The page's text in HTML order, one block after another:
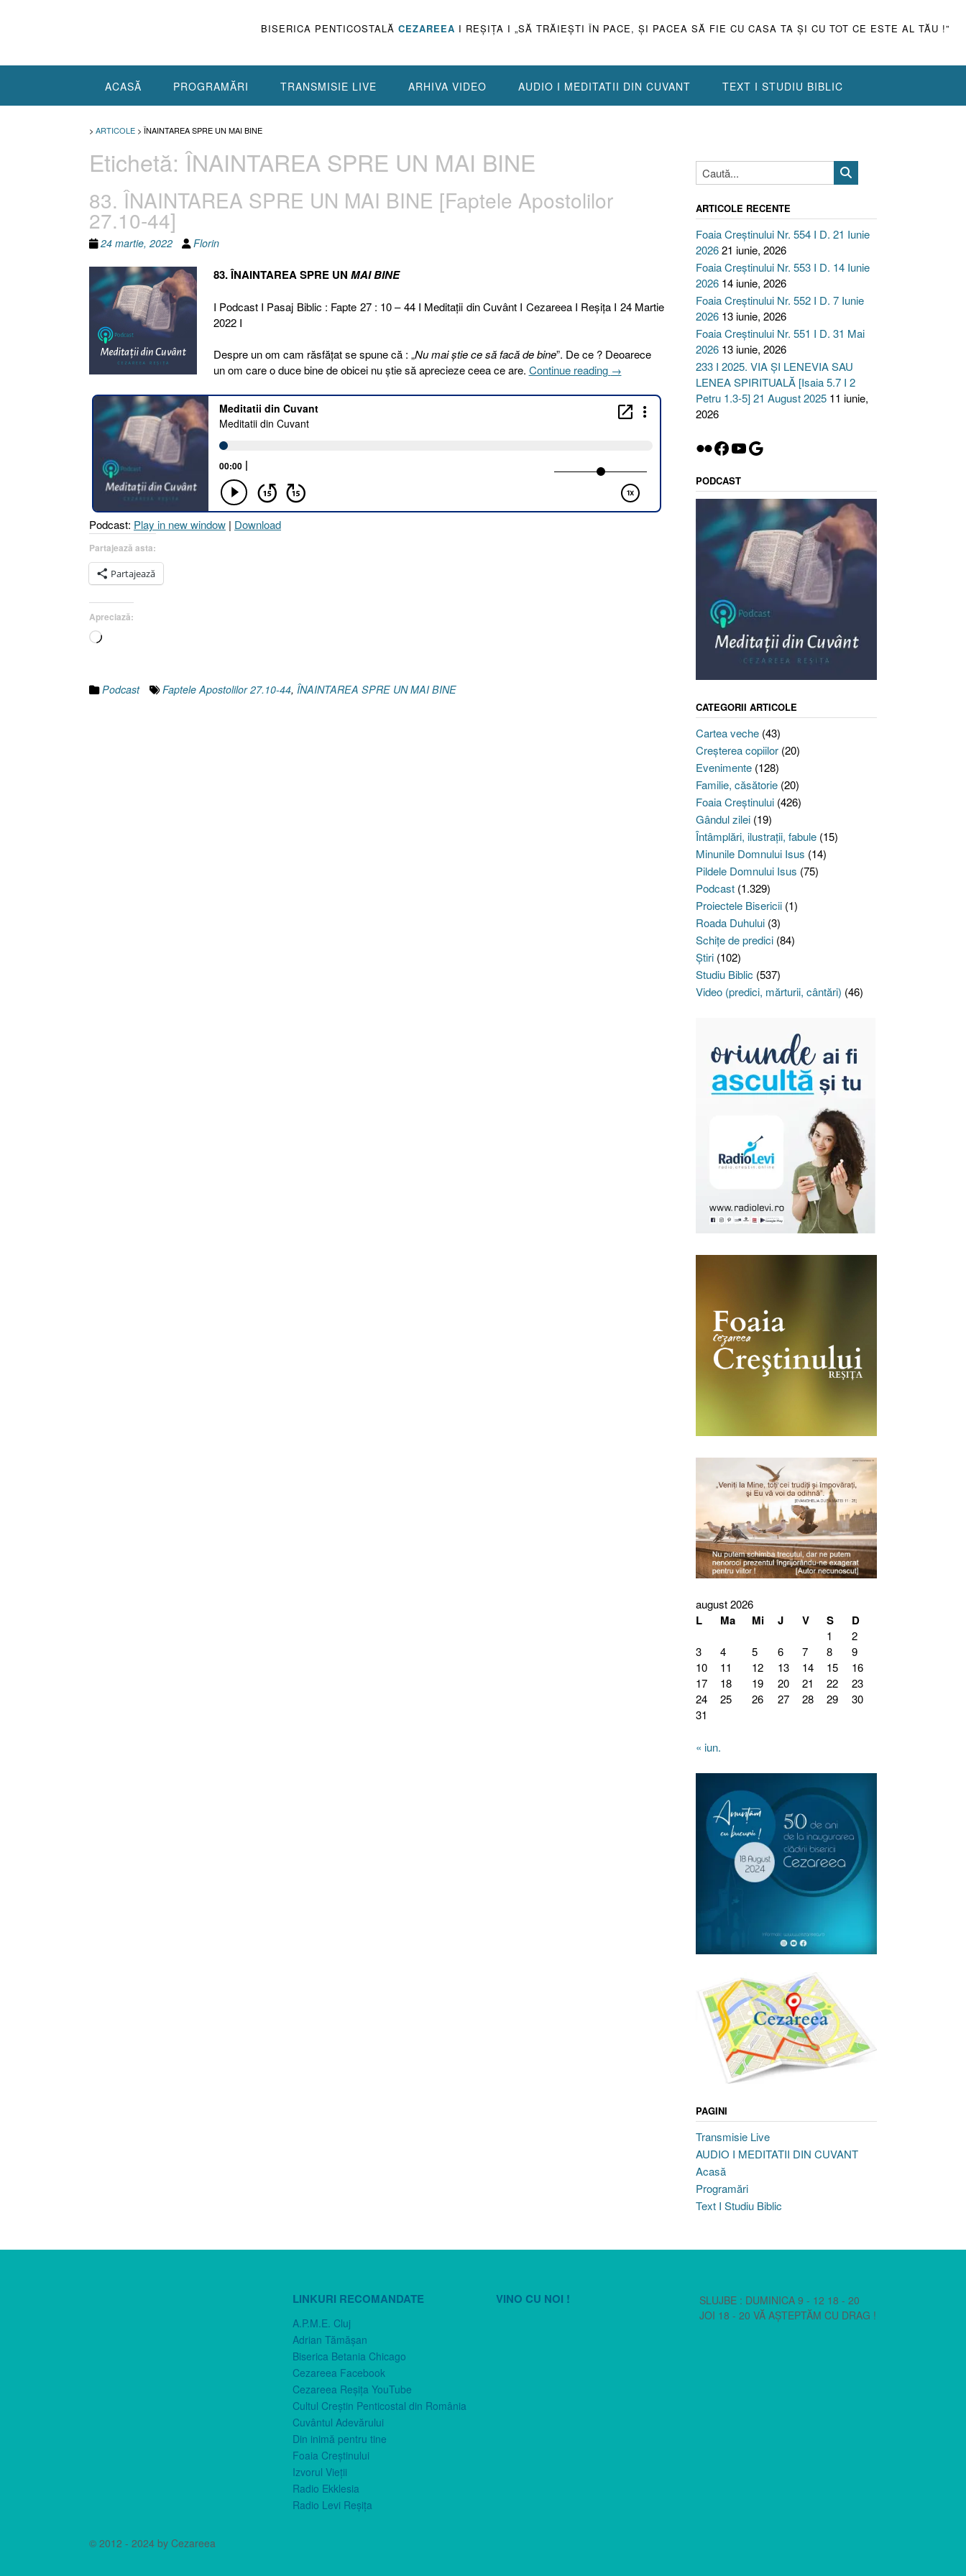
BISERICA PENTICOSTALĂ CEZAREEA I REŞIŢA I „SĂ TRĂIEŞTI ÎN PACE, ŞI PACEA SĂ FIE CU CASA TA ŞI CU TOT CE ESTE AL TĂU !”
ACASĂ PROGRAMĂRI TRANSMISIE LIVE ARHIVA VIDEO AUDIO I MEDITATII DIN CUVANT TEXT I STUDIU BIBLIC
> ARTICOLE > ÎNAINTAREA SPRE UN MAI BINE
Etichetă: ÎNAINTAREA SPRE UN MAI BINE
83. ÎNAINTAREA SPRE UN MAI BINE [Faptele Apostolilor
27.10-44]
24 martie, 2022 Florin
83. ÎNAINTAREA SPRE UN MAI BINE
I Podcast I Pasaj Biblic : Fapte 27 : 10 – 44 I Meditaţii din Cuvânt I Cezareea I Reşiţa I 24 Martie
2022 I
Despre un om cam răsfăţat se spune că : „Nu mai ştie ce să facă de bine”. De ce ? Deoarece
un om care o duce bine de obicei nu ştie să aprecieze ceea ce are. Continue reading „83.
SPRE
UN
27.10-
44]”
→
Podcast: Play in new window | Download
Partajează asta:
Partajează
Apreciază:
Încarc...
Podcast Faptele Apostolilor 27.10-44, ÎNAINTAREA SPRE UN MAI BINE
ARTICOLE RECENTE
Foaia Creștinului Nr. 554 I D. 21 Iunie
202621 iunie, 2026
Foaia Creștinului Nr. 553 I D. 14 Iunie
2026 14 iunie, 2026
Foaia Creștinului Nr. 552 I D. 7 Iunie
2026 13 iunie, 2026
Foaia Creștinului Nr. 551 I D. 31 Mai
2026 13 iunie, 2026
233 I 2025. VIA ȘI LENEVIA SAU
LENEA SPIRITUALĂ [Isaia 5.7 I 2
Petru 1.3-5] 21 August 2025 11 iunie,
2026
Flickr
Facebook
YouTube
Google
PODCAST
CATEGORII ARTICOLE
Cartea veche(43)
Creşterea copiilor(20)
Evenimente(128)
Familie, căsătorie(20)
Foaia Creştinului(426)
Gândul zilei(19)
Întâmplări, ilustraţii, fabule(15)
Minunile Domnului Isus (14)
Pildele Domnului Isus (75)
Podcast(1.329)
Proiectele Bisericii(1)
Roada Duhului(3)
Schiţe de predici(84)
Ştiri(102)
Studiu Biblic (537)
Video (predici, mărturii, cântări) (46)
august 2026
L Ma Mi J V S D
1
2
3
4 5 6 7 8
9
10
11 12 13 14 15
16
17
18 19 20 21 22
23
24
25 26 27 28 29
30
31
« iun.
PAGINI
Transmisie Live
AUDIO I MEDITATII DIN CUVANT
Acasă
Programări
Text I Studiu Biblic
LINKURI RECOMANDATE
A.P.M.E. Cluj
Adrian Tămăşan
Biserica Betania Chicago
Cezareea Facebook
Cezareea Reşiţa YouTube
Cultul Creştin Penticostal din România
Cuvântul Adevărului
Din inimă pentru tine
Foaia Creştinului
Izvorul Vieţii
Radio Ekklesia
Radio Levi Reşiţa
VINO CU NOI !
SLUJBE : DUMINICA 9 - 12 18 - 20
JOI 18 - 20 VĂ AȘTEPTĂM CU DRAG !
© 2012 - 2024 by Cezareea